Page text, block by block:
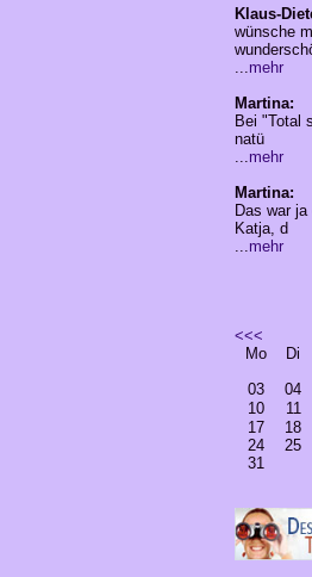
Klaus-
wünsche
...mehr
Martina:
Bei "Total
natü
...mehr
Martina:
Das war
Katja, d
...mehr
<<<
Mo
Di
03
04
10
11
17
18
24
25
31